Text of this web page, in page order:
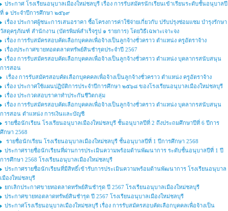
ประกาศ โรงเรียนอนุบาลเมืองใหม่ชลบุรี เรื่อง การรับสมัครนักเรียนเข้าเรียนระดับชั้นอนุบาลปี
ที่ ๑ ประจำปีการศึกษา ๒๕๖๙
เรื่อง ประกาศผู้ชนะการเสนอราคา ซื้อโครงการค่าใช้จ่ายเกี่ยวกับ ปรับปรุงซ่อมแซม บำรุงรักษา
วัสดุครุภัณฑ์ สำนักงาน (บัตรพิมพ์สำเร็จรูป ๑ รายการ) โดยวิธีเฉพาะเจาะจง
เรื่อง การรับสมัครสอบคัดเลือกบุคคลเพื่อจ้างเป็นลูกจ้างชั่วคราว ตำแหน่ง ครูอัตราจ้าง
เรื่องประกาศขายทอดตลาดทรัพย์สินชำรุดประจำปี 2567
เรื่อง การรับสมัครสอบคัดเลือกบุคคลเพื่อจ้างเป็นลูกจ้างชั่วคราว ตำแหน่ง บุคลากรสนับสนุน
การสอน
เรื่อง การรับสมัครสอบคัดเลือกบุคคคลเพื่อจ้างเป็นลูกจ้างชั่วคราว ตำแหน่ง ครูอัตราจ้าง
เรื่อง ประกาศใช้แผนปฏิบัติการประจำปีการศึกษา ๒๕๖๘ ของโรงเรียนอนุบาลเมืองใหม่ชลบุรี
เรื่อง ประกวดสอบราคาทำประกันชีวิตกลุ่ม
เรื่อง การรับสมัครสอบคัดเลือกบุคคลเพื่อจ้างเป็นลูกจ้างชั่วคราว ตำแหน่ง บุคลากรสนับสนุน
การสอน ตำแหน่ง การเงินและบัญชี
รายชื่อนักเรียน โรงเรียนอนุบาลเมืองใหม่ชลบุรี ชั้นอนุบาลปีที่ 2 ถึงประถมศึกษาปีที่ 6 ปีการ
ศึกษา 2568
รายชื่อนักเรียน โรงเรียนอนุบาลเมืองใหม่ชลบุรี ชั้นอนุบาลปีที่ 1 ปีการศึกษา 2568
ประกาศรายชื่อนักเรียนที่ผ่านการประเมินความพร้อมด้านพัฒนาการ ระดับชั้นอนุบาลปีที่ 1 ปี
การศึกษา 2568 โรงเรียนอนุบาลเมืองใหม่ชลบุรี
ประกาศรายชื่อนักเรียนที่มีสิทธิ์เข้ารับการประเมินความพร้อมด้านพัฒนาการ โรงเรียนอนุบาล
เมืองใหม่ชลบุรี
ยกเลิกประกาศขายทอตลาดทรัพย์สินชำรุด ปี 2567 โรงเรียนอนุบาลเมืองใหม่ชลบุรี
ประกาศขายทอตลาดทรัพย์สินชำรุด ปี 2567 โรงเรียนอนุบาลเมืองใหม่ชลบุรี
ประกาศโรงเรียนอนุบาลเมืองใหม่ชลบุรี เรื่อง การรับสมัครสอบคัดเลือกบุคคลเพื่อจ้างเป็น